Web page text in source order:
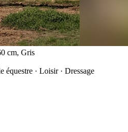
cm, Gris
équestre · Loisir · Dressage